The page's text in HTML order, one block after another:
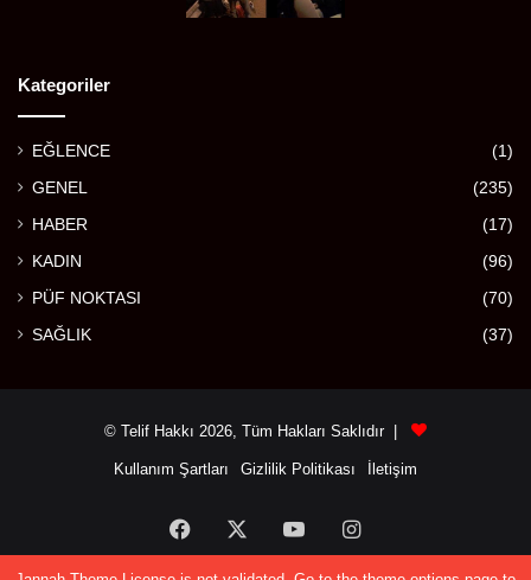
Kategoriler
EĞLENCE (1)
GENEL (235)
HABER (17)
KADIN (96)
PÜF NOKTASI (70)
SAĞLIK (37)
© Telif Hakkı 2026, Tüm Hakları Saklıdır |
Kullanım Şartları Gizlilik Politikası İletişim
Facebook YouTubeInstagram